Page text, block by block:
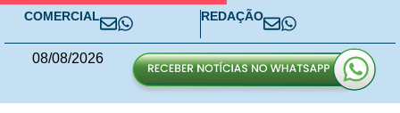
COMERCIAL REDAÇÃO
08/08/2026